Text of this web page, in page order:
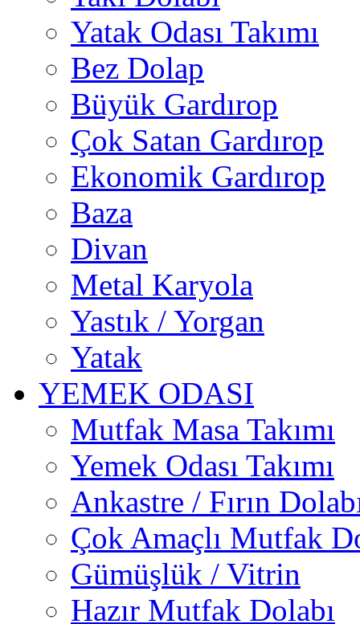
Yatak Odası Takımı
Bez Dolap
Büyük Gardırop
Çok Satan Gardırop
Ekonomik Gardırop
Baza
Divan
Metal Karyola
Yastık / Yorgan
Yatak
YEMEK ODASI
Mutfak Masa Takımı
Yemek Odası Takımı
Ankastre / Fırın
Çok Amaçlı Mutfak
Gümüşlük / Vitrin
Hazır Mutfak Dolabı